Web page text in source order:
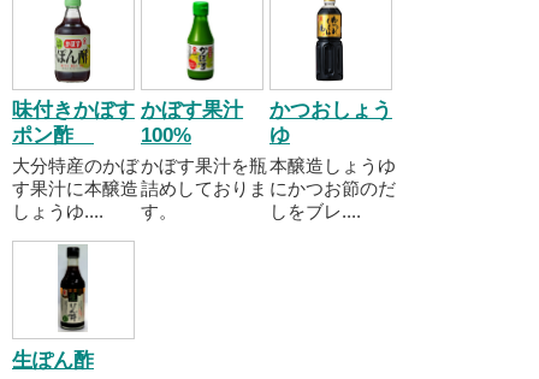
味付きかぼす
ポン酢
大分特産のかぼ
す果汁に本醸造
しょうゆ....
かぼす果汁
100%
かぼす果汁を瓶
詰めしておりま
す。
かつおしょう
ゆ
本醸造しょうゆ
にかつお節のだ
しをブレ....
生ぽん酢